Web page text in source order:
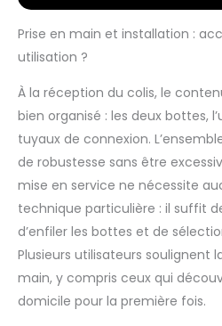
de
: la
est
et
que
Prise en main et installation :
utilisation ?
À la réception du colis, le
bien organisé : les deux bottes,
tuyaux de connexion.
de robustesse sans être
mise en service ne nécessite
technique particulière : il suffit
d’enfiler les bottes et de
Plusieurs utilisateurs soulignent
main, y compris ceux qui
domicile pour la première fois.